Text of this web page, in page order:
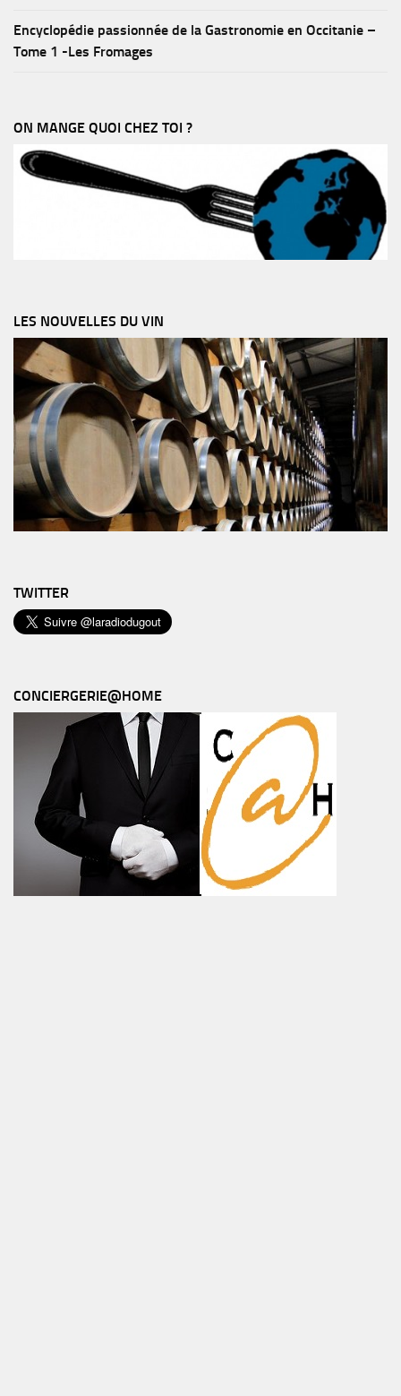
Encyclopédie passionnée de la Gastronomie en Occitanie –
Tome 1 -Les Fromages
ON MANGE QUOI CHEZ TOI ?
LES NOUVELLES DU VIN
TWITTER
CONCIERGERIE@HOME